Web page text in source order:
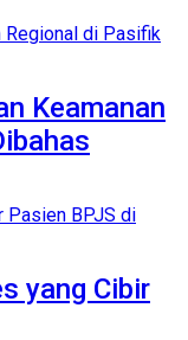
Keamanan
yang Cibir